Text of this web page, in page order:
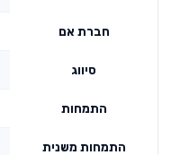
חברת אם
סיווג
התמחות
התמחות משנית